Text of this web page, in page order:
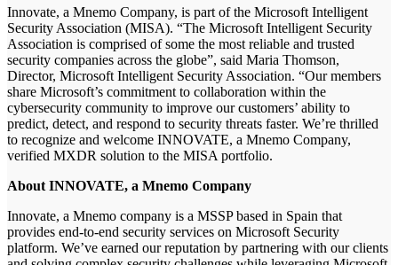
Innovate, a Mnemo Company, is part of the Microsoft Intelligent
Security Association (MISA). “The Microsoft Intelligent Security
Association is comprised of some the most reliable and trusted
security companies across the globe”, said Maria Thomson,
Director, Microsoft Intelligent Security Association. “Our members
share Microsoft’s commitment to collaboration within the
cybersecurity community to improve our customers’ ability to
predict, detect, and respond to security threats faster. We’re thrilled
to recognize and welcome INNOVATE, a Mnemo Company,
verified MXDR solution to the MISA portfolio.
About INNOVATE, a Mnemo Company
Innovate, a Mnemo company is a MSSP based in Spain that
provides end-to-end security services on Microsoft Security
platform. We’ve earned our reputation by partnering with our clients